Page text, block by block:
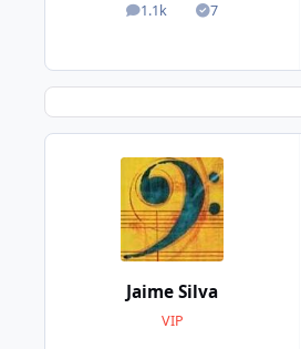
1.1k
posts 7
Soluções
Jaime Silva
VIP